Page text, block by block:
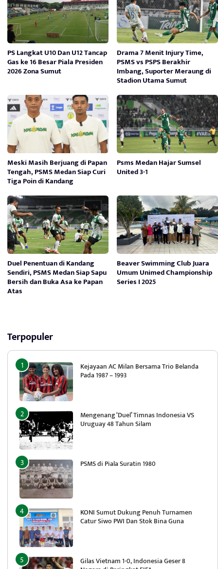
PS Langkat U10 Dan U12 Tancap
Gas ke 16 Besar Piala Presiden
2026 Zona Sumut
Drama 7 Menit Injury Time,
PSMS vs PSPS Berakhir
Imbang, Suporter Meraung di
Stadion Utama Sumut
Meski Masih Berjuang di Papan
Tengah, PSMS Medan Siap Curi
Tiga Poin di Kandang
Psms Medan Hajar Sumsel
United 3-1
Duel Penentuan di Kandang
Sendiri, PSMS Medan Siap Sapu
Bersih dan Buka Asa ke Papan
Atas
Beaver Swimming Club Juara
Umum Unimed Championship
Series I 2025
Terpopuler
Kejayaan AC Milan Bersama Trio Belanda
Pada 1987 – 1993
Mengenang ‘Duel’ Timnas Indonesia VS
Uruguay 48 Tahun Silam
PSMS di Piala Suratin 1980
KONI Sumut Dukung Penuh Turnamen
Catur Siwo PWI Dan Stok Bina Guna
Gilas Vietnam 1-0, Indonesia Geser 8